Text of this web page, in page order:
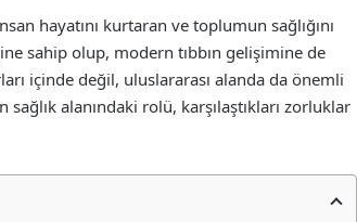
hayatını kurtaran ve toplumun sağlığını
sahip olup, modern tıbbın gelişimine de
içinde değil, uluslararası alanda da önemli
alanındaki rolü, karşılaştıkları zorluklar